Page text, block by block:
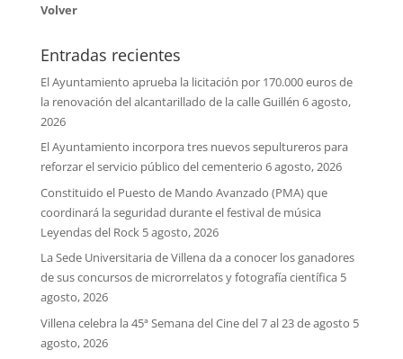
Volver
Entradas recientes
El Ayuntamiento aprueba la licitación por 170.000 euros de
la renovación del alcantarillado de la calle Guillén 6 agosto,
2026
El Ayuntamiento incorpora tres nuevos sepultureros para
reforzar el servicio público del cementerio 6 agosto, 2026
Constituido el Puesto de Mando Avanzado (PMA) que
coordinará la seguridad durante el festival de música
Leyendas del Rock 5 agosto, 2026
La Sede Universitaria de Villena da a conocer los ganadores
de sus concursos de microrrelatos y fotografía científica 5
agosto, 2026
Villena celebra la 45ª Semana del Cine del 7 al 23 de agosto 5
agosto, 2026